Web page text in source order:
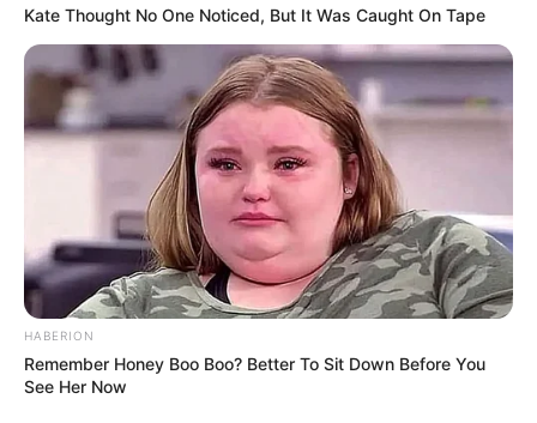
(foto: shelterness)
9. Dinding seperti ini cocok banget jika disandingkan
dengan unsur alami lainnya seperti kayu dan juga
tumbuhan dalam vas
Kate Thought No One Noticed, But It Was Caught On Tape
HABERION
Remember Honey Boo Boo? Better To Sit Down Before You
See Her Now